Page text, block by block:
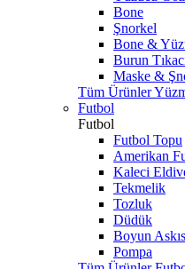
Bone
Şnorkel
Bone &
Burun
Maske &
Tüm Ürünler
Futbol
Futbol
Futbol Topu
Amerikan
Kaleci
Tekmelik
Tozluk
Düdük
Boyun
Pompa